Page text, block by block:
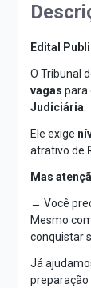
Edital
O Tribunal
vagas para
Judiciária
Ele exige
atrativo de
Mas
→ Você
Mesmo
conquistar
Já
preparação